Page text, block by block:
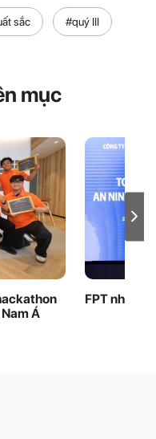
sắc #quý III
mục
Á
FPT nhận